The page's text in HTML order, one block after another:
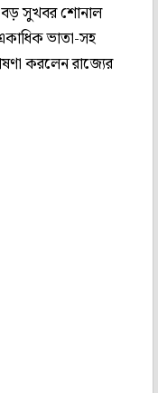
সুখবর শোনাল
ভাতা-সহ
করলেন রাজ্যের